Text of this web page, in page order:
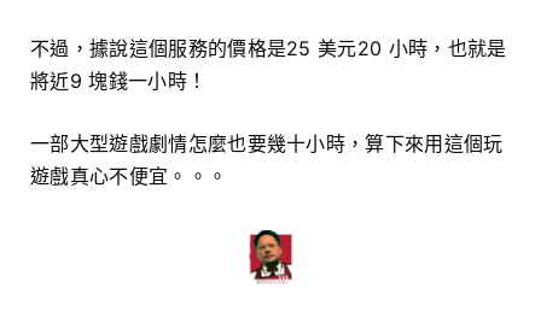
不過，據說這個服務的價格是25 美元20 小時，也就是
將近9 塊錢一小時！
一部大型遊戲劇情怎麼也要幾十小時，算下來用這個玩
遊戲真心不便宜。。。